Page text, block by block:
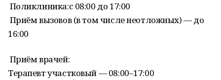
Поликлиника:с 08:00 до 17:00
Приём вызовов (в том числе неотложных) — до
16:00
Приём врачей:
Терапевт участковый — 08:00–17:00